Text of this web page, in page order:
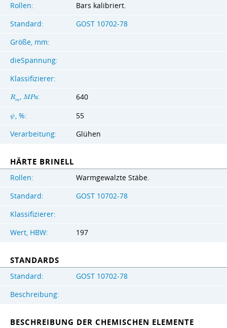
Rollen:
Bars kalibriert.
Standard:
GOST 10702-78
Größe, mm:
dieSpannung:
Klassifizierer:
Rm , MPa: 640
ψ, %: 55
Verarbeitung: Glühen
HÄRTE BRINELL
Rollen:
Warmgewalzte Stäbe.
Standard:
GOST 10702-78
Klassifizierer:
Wert, HBW:
197
STANDARDS
Standard:
GOST 10702-78
Beschreibung:
BESCHREIBUNG DER CHEMISCHEN ELEMENTE